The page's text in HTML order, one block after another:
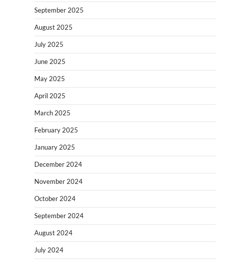
September 2025
August 2025
July 2025
June 2025
May 2025
April 2025
March 2025
February 2025
January 2025
December 2024
November 2024
October 2024
September 2024
August 2024
July 2024